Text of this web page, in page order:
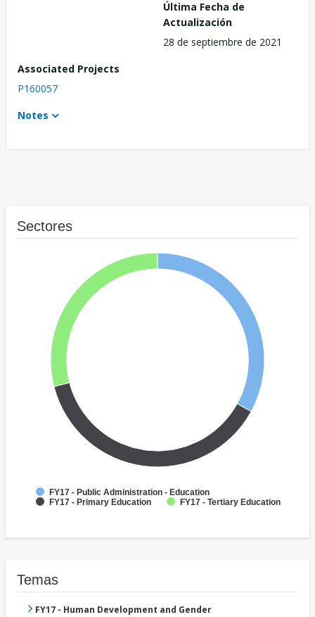
Última Fecha de
Actualización
28 de septiembre de 2021
Associated Projects
P160057
Notes
Sectores
FY17 - Public Administration - Education
FY17 - Primary Education
FY17 - Tertiary Education
Temas
FY17 - Human Development and Gender